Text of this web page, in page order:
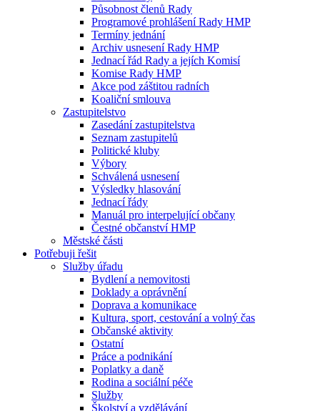
Působnost členů Rady
Programové prohlášení Rady HMP
Termíny jednání
Archiv usnesení Rady HMP
Jednací řád Rady a jejích Komisí
Komise Rady HMP
Akce pod záštitou radních
Koaliční smlouva
Zastupitelstvo
Zasedání zastupitelstva
Seznam zastupitelů
Politické kluby
Výbory
Schválená usnesení
Výsledky hlasování
Jednací řády
Manuál pro interpelující občany
Čestné občanství HMP
Městské části
Potřebuji řešit
Služby úřadu
Bydlení a nemovitosti
Doklady a oprávnění
Doprava a komunikace
Kultura, sport, cestování a volný čas
Občanské aktivity
Ostatní
Práce a podnikání
Poplatky a daně
Rodina a sociální péče
Služby
Školství a vzdělávání